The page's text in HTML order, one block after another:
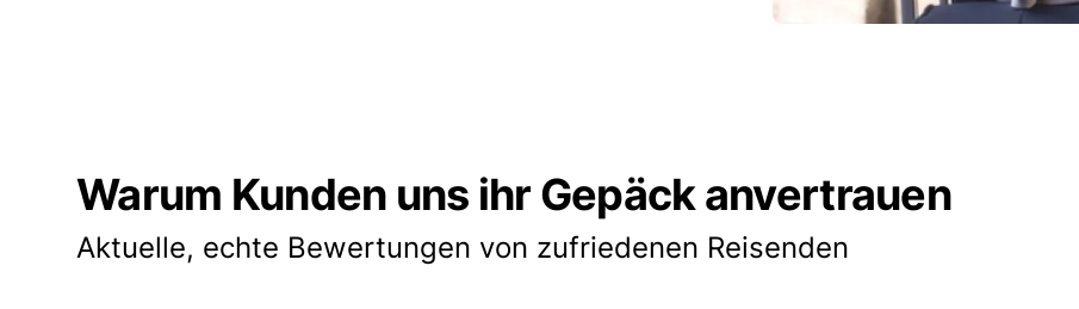
Warum Kunden uns ihr Gepäck anvertrauen
Aktuelle, echte Bewertungen von zufriedenen Reisenden